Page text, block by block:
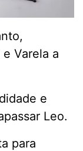
Varela a
e
Leo.
para